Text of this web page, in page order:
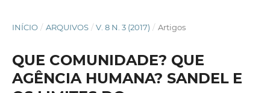
INÍCIO / ARQUIVOS / V. 8 N. 3 (2017) / Artigos
QUE COMUNIDADE? QUE
AGÊNCIA HUMANA? SANDEL E